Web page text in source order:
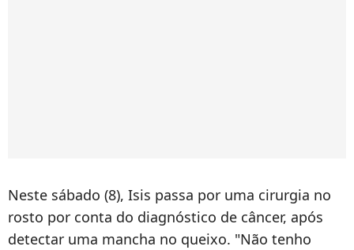
Neste sábado (8), Isis passa por uma cirurgia no
rosto por conta do diagnóstico de câncer, após
detectar uma mancha no queixo. "Não tenho